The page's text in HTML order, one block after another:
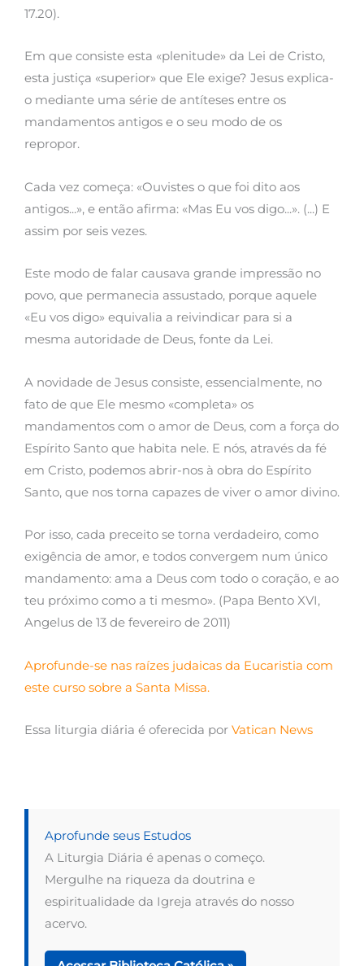
17.20).
Em que consiste esta «plenitude» da Lei de Cristo,
esta justiça «superior» que Ele exige? Jesus explica-
o mediante uma série de antíteses entre os
mandamentos antigos e o seu modo de os
repropor.
Cada vez começa: «Ouvistes o que foi dito aos
antigos...», e então afirma: «Mas Eu vos digo...». (...) E
assim por seis vezes.
Este modo de falar causava grande impressão no
povo, que permanecia assustado, porque aquele
«Eu vos digo» equivalia a reivindicar para si a
mesma autoridade de Deus, fonte da Lei.
A novidade de Jesus consiste, essencialmente, no
fato de que Ele mesmo «completa» os
mandamentos com o amor de Deus, com a força do
Espírito Santo que habita nele. E nós, através da fé
em Cristo, podemos abrir-nos à obra do Espírito
Santo, que nos torna capazes de viver o amor divino.
Por isso, cada preceito se torna verdadeiro, como
exigência de amor, e todos convergem num único
mandamento: ama a Deus com todo o coração, e ao
teu próximo como a ti mesmo». (Papa Bento XVI,
Angelus de 13 de fevereiro de 2011)
Aprofunde-se nas raízes judaicas da Eucaristia com
este curso sobre a Santa Missa.
Essa liturgia diária é oferecida por Vatican News
Aprofunde seus Estudos
A Liturgia Diária é apenas o começo.
Mergulhe na riqueza da doutrina e
espiritualidade da Igreja através do nosso
acervo.